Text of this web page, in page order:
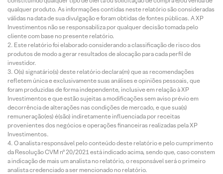
qualquer produto. As informações contidas neste relatório são consideradas
válidas na data de sua divulgação e foram obtidas de fontes públicas. A XP
Investimentos não se responsabiliza por qualquer decisão tomada pelo
cliente com base no presente relatório.
Este relatório foi elaborado considerando a classificação de risco dos
produtos de modo a gerar resultados de alocação para cada perfil de
investidor.
O(s) signatário(s) deste relatório declara(m) que as recomendações
refletem única e exclusivamente suas análises e opiniões pessoais, que
foram produzidas de forma independente, inclusive em relação à XP
Investimentos e que estão sujeitas a modificações sem aviso prévio em
decorrência de alterações nas condições de mercado, e que sua(s)
remuneração(es) é(são) indiretamente influenciada por receitas
provenientes dos negócios e operações financeiras realizadas pela XP
Investimentos.
O analista responsável pelo conteúdo deste relatório e pelo cumprimento
da Resolução CVM nº 20/2021 está indicado acima, sendo que, caso constem
a indicação de mais um analista no relatório, o responsável será o primeiro
analista credenciado a ser mencionado no relatório.